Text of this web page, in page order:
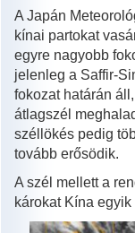
A Japán
kínai partokat
egyre nagyobb
jelenleg a Saffir-
fokozat határán
átlagszél
széllökés pedig
tovább erősödik.
A szél mellett a
károkat Kína